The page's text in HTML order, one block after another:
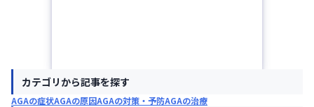
カテゴリから記事を探す
AGAの症状AGAの原因AGAの対策・予防AGAの治療